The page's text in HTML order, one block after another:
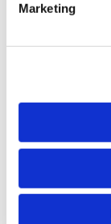
Marketing